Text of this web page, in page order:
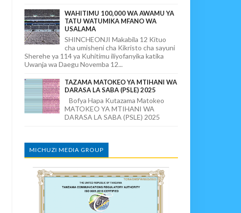
WAHITIMU 100,000 WA AWAMU YA
TATU WATUMIKA MFANO WA
USALAMA
SHINCHEONJI Makabila 12 Kituo
cha umisheni cha Kikristo cha sayuni
Sherehe ya 114 ya Kuhitimu iliyofanyika katika
Uwanja wa Daegu Novemba 12...
TAZAMA MATOKEO YA MTIHANI WA
DARASA LA SABA (PSLE) 2025
Bofya Hapa Kutazama Matokeo
MATOKEO YA MTIHANI WA
DARASA LA SABA (PSLE) 2025
MICHUZI MEDIA GROUP